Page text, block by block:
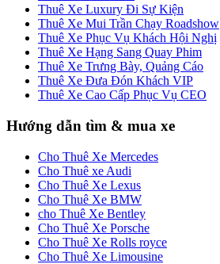
Thuê Xe Luxury Đi Sự Kiện
Thuê Xe Mui Trần Chạy Roadshow
Thuê Xe Phục Vụ Khách Hội Nghị
Thuê Xe Hạng Sang Quay Phim
Thuê Xe Trưng Bày, Quảng Cáo
Thuê Xe Đưa Đón Khách VIP
Thuê Xe Cao Cấp Phục Vụ CEO
Hướng dẫn tìm & mua xe
Cho Thuê Xe Mercedes
Cho Thuê xe Audi
Cho Thuê Xe Lexus
Cho Thuê Xe BMW
cho Thuê Xe Bentley
Cho Thuê Xe Porsche
Cho Thuê Xe Rolls royce
Cho Thuê Xe Limousine